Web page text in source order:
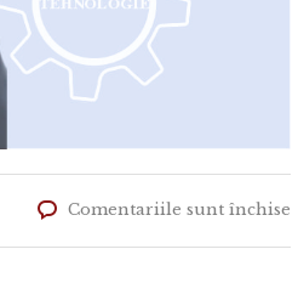
Comentariile sunt închise